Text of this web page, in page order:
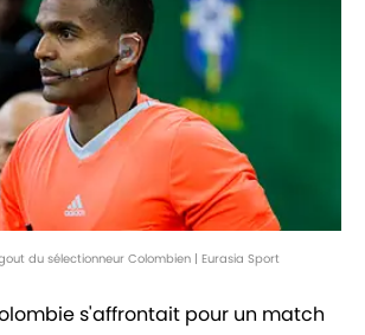
du sélectionneur Colombien | Eurasia Sport
s'affrontait pour un match